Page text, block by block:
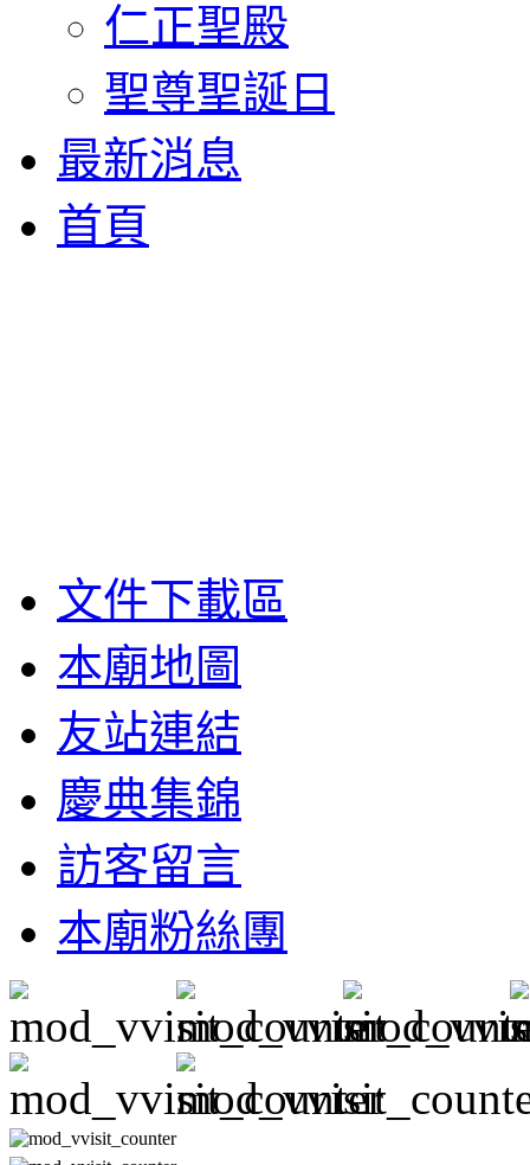
仁正聖殿
聖尊聖誕日
最新消息
首頁
文件下載區
本廟地圖
友站連結
慶典集錦
訪客留言
本廟粉絲團